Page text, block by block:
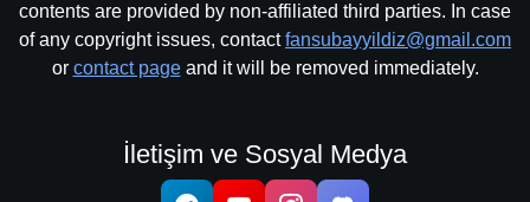
contents are provided by non-affiliated third parties. In case
of any copyright issues, contactfansubayyildiz@gmail.com
or contact pageand it will be removed immediately.
İletişim ve Sosyal Medya